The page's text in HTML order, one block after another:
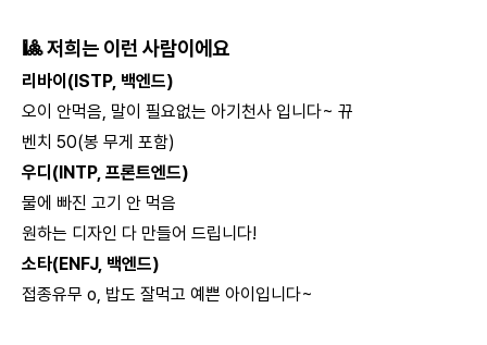
🎱 저희는 이런 사람이에요
리바이(ISTP, 백엔드)
오이 안먹음, 말이 필요없는 아기천사 입니다~ 뀨
벤치 50(봉 무게 포함)
우디(INTP, 프론트엔드)
물에 빠진 고기 안 먹음
원하는 디자인 다 만들어 드립니다!
소타(ENFJ, 백엔드)
접종유무 o, 밥도 잘먹고 예쁜 아이입니다~